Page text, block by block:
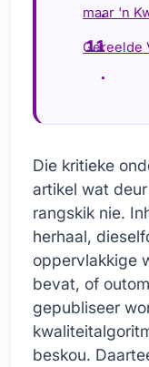
maar 'n
Gereelde
Die kritieke
artikel wat
rangskik nie.
herhaal,
oppervlakkige
bevat, of
gepubliseer
beskou.